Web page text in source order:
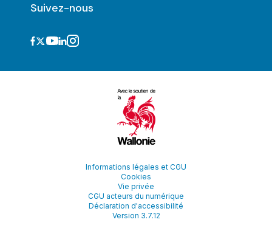
Suivez-nous
Informations légales et CGU
Cookies
Vie privée
CGU acteurs du numérique
Déclaration d'accessibilité
Version 3.7.12